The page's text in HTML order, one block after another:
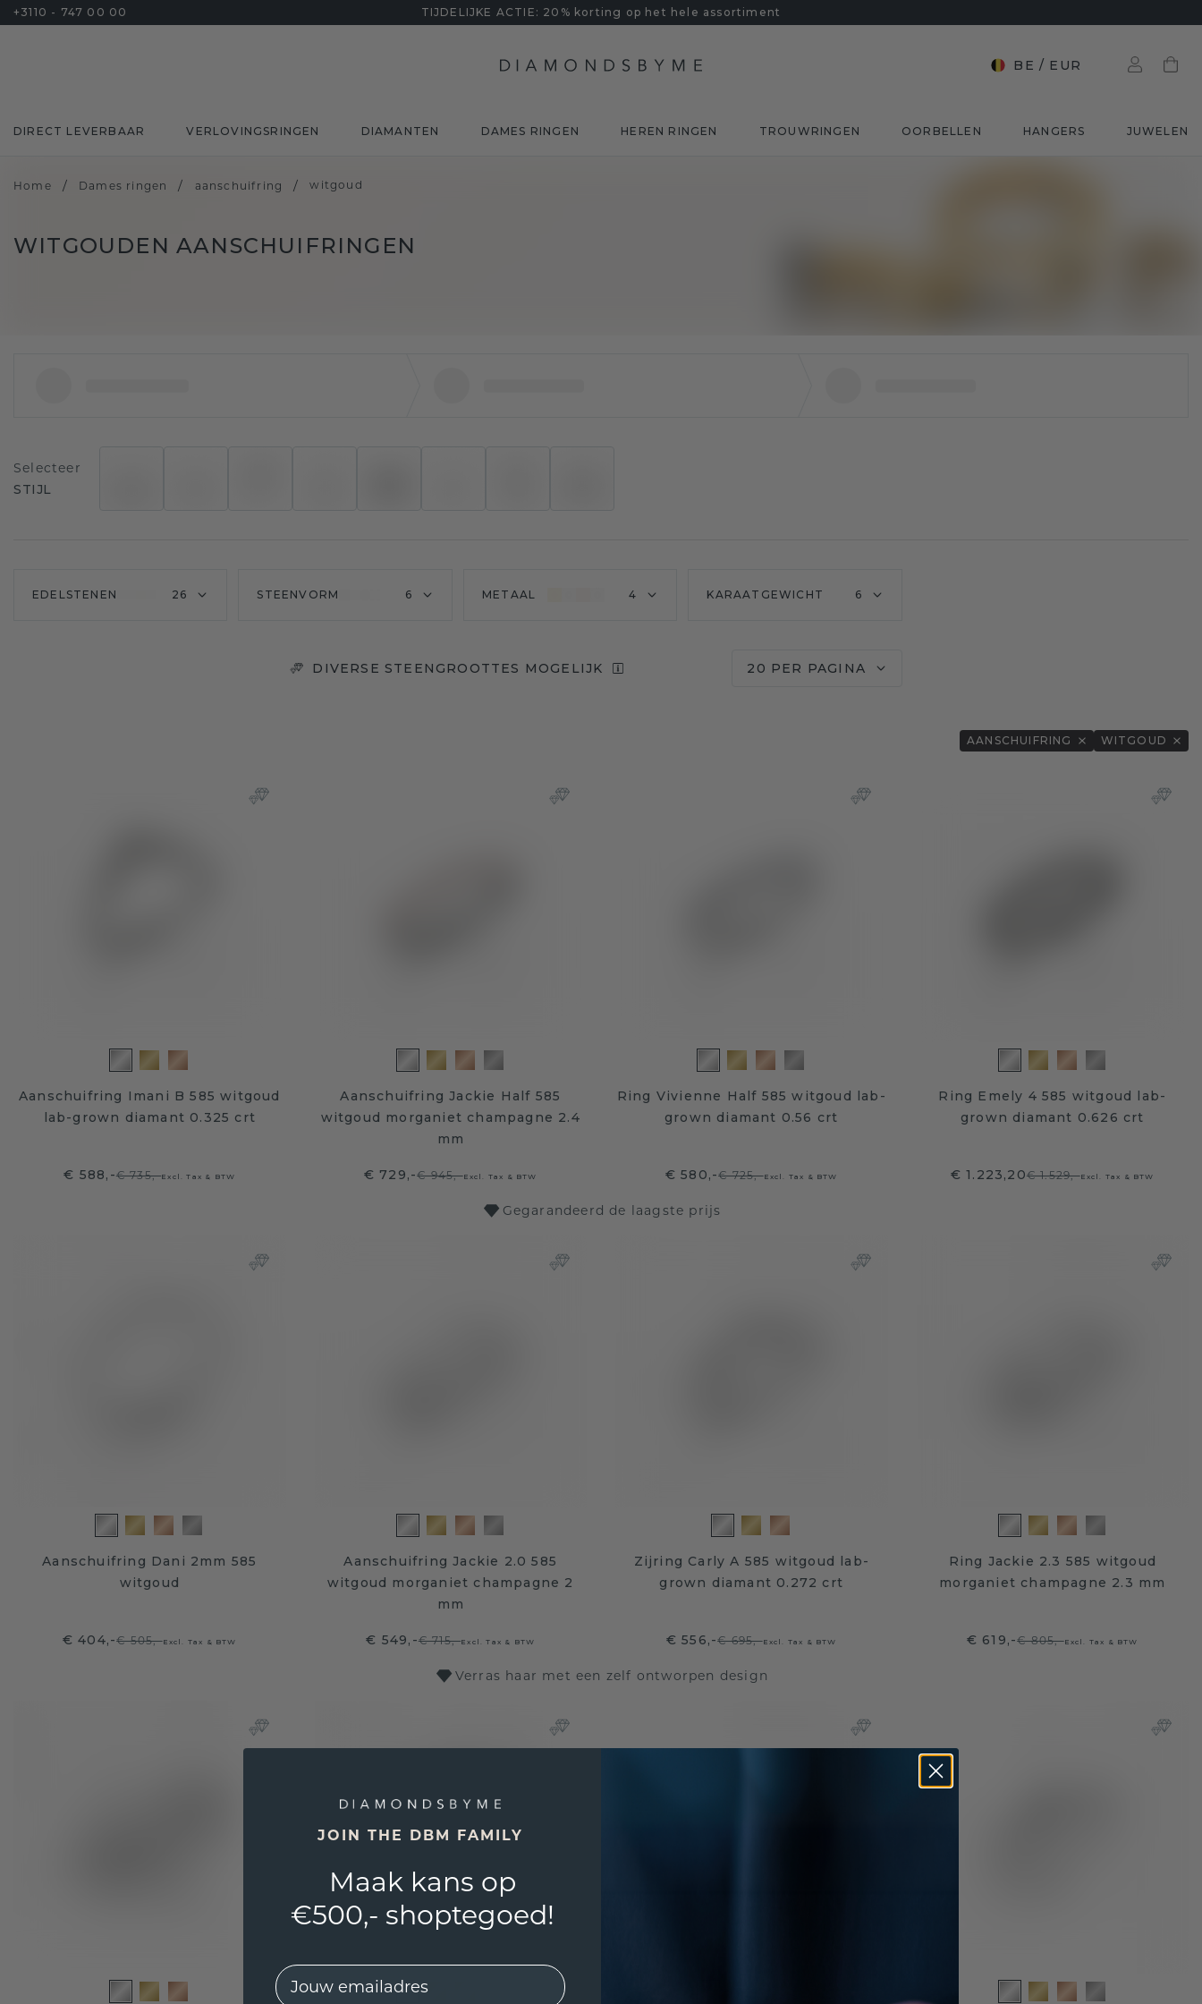
+3110 - 747 00 00 TIJDELIJKE ACTIE: 20% korting op het hele assortiment
BE / EUR
DIRECT LEVERBAAR VERLOVINGSRINGEN DIAMANTEN DAMES RINGEN HEREN RINGEN TROUWRINGEN OORBELLEN HANGERS JUWELEN
Home / Dames ringen / aanschuifring / witgoud
WITGOUDEN AANSCHUIFRINGEN
Selecteer
STIJL
EDELSTENEN 26 STEENVORM 6 METAAL 4 KARAATGEWICHT 6
DIVERSE STEENGROOTTES MOGELIJK 20 PER PAGINA
AANSCHUIFRING WITGOUD
Aanschuifring Imani B 585 witgoud
lab-grown diamant 0.325 crt
€ 588,-€ 735,-Excl. Tax & BTW
Aanschuifring Jackie Half 585
witgoud morganiet champagne 2.4
mm
€ 729,-€ 945,-Excl. Tax & BTW
Ring Vivienne Half 585 witgoud lab-
grown diamant 0.56 crt
€ 580,-€ 725,-Excl. Tax & BTW
Ring Emely 4 585 witgoud lab-
grown diamant 0.626 crt
€ 1.223,20€ 1.529,-Excl. Tax & BTW
Gegarandeerd de laagste prijs
Aanschuifring Dani 2mm 585
witgoud
€ 404,-€ 505,-Excl. Tax & BTW
Aanschuifring Jackie 2.0 585
witgoud morganiet champagne 2
mm
€ 549,-€ 715,-Excl. Tax & BTW
Zijring Carly A 585 witgoud lab-
grown diamant 0.272 crt
€ 556,-€ 695,-Excl. Tax & BTW
Ring Jackie 2.3 585 witgoud
morganiet champagne 2.3 mm
€ 619,-€ 805,-Excl. Tax & BTW
Verras haar met een zelf ontworpen design
JOIN THE DBM FAMILY
Maak kans op
€500,- shoptegoed!
EMail